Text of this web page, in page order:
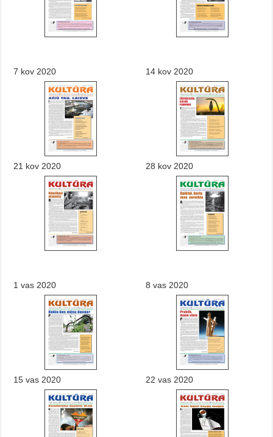
7 kov 2020 14 kov 2020
21 kov 2020 28 kov 2020
1 vas 2020 8 vas 2020
15 vas 2020 22 vas 2020